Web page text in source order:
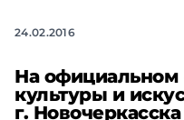
24.02.2016
На официальном
культуры и
г.